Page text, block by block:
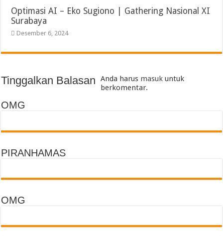
Optimasi AI – Eko Sugiono | Gathering Nasional XI
Surabaya
Desember 6, 2024
Tinggalkan Balasan Anda harus masuk untuk
berkomentar.
OMG
PIRANHAMAS
OMG